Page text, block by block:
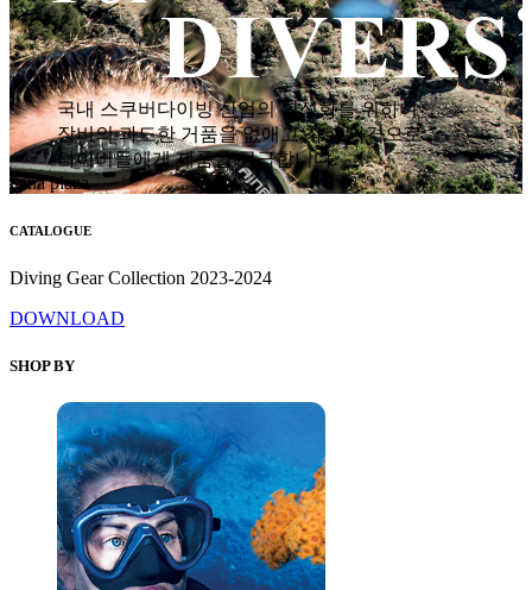
국내 스쿠버다이빙 산업의 활성화를 위하여
장비의 과도한 거품을 없애고 착한 가격으로
다이버들에게 제품을 공급합니다.
hana plaza
CATALOGUE
Diving Gear Collection 2023-2024
DOWNLOAD
SHOP BY